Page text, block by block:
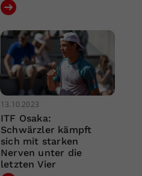
13.10.2023
ITF Osaka:
Schwärzler kämpft
sich mit starken
Nerven unter die
letzten Vier